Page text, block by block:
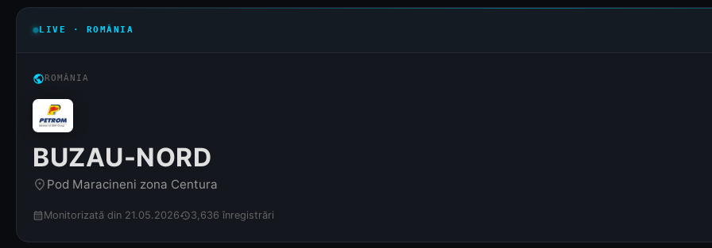
LIVE · ROMÂNIA
publicROMÂNIA
BUZAU-NORD
place Pod Maracineni zona Centura
calendar_month Monitorizată din 21.05.2026history3,636 înregistrări